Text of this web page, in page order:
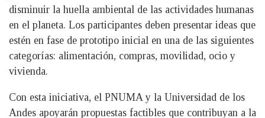
disminuir la huella ambiental de las actividades humanas
en el planeta. Los participantes deben presentar ideas que
estén en fase de prototipo inicial en una de las siguientes
categorías: alimentación, compras, movilidad, ocio y
vivienda.
Con esta iniciativa, el PNUMA y la Universidad de los
Andes apoyarán propuestas factibles que contribuyan a la